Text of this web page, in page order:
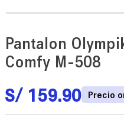
Pantalon
Comfy M-508
S/ 159.90